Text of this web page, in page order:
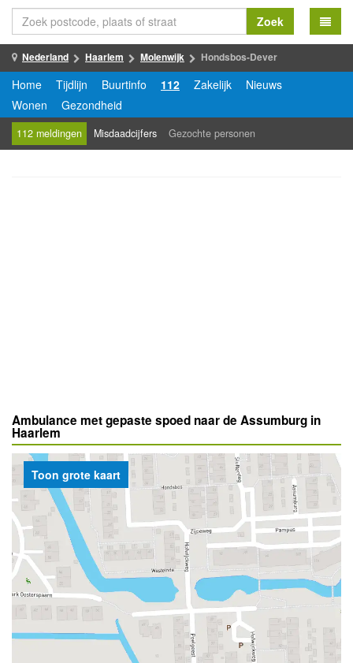
Zoek
Nederland Haarlem Molenwijk Hondsbos-Dever
Home Tijdlijn Buurtinfo 112 Zakelijk
Nieuws
Wonen
Gezondheid
112 meldingen Misdaadcijfers Gezochte personen
Ambulance met gepaste spoed naar de Assumburg in
Haarlem
Toon grote kaart